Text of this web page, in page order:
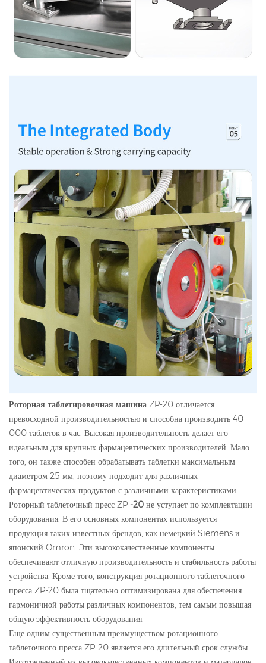
Роторная таблетировочная машина ZP-20 отличается
превосходной производительностью и способна производить 40
000 таблеток в час. Высокая производительность делает его
идеальным для крупных фармацевтических производителей. Мало
того, он также способен обрабатывать таблетки максимальным
диаметром 25 мм, поэтому подходит для различных
фармацевтических продуктов с различными характеристиками.
Роторный таблеточный пресс ZP -20 не уступает по комплектации
оборудования. В его основных компонентах используется
продукция таких известных брендов, как немецкий Siemens и
японский Omron. Эти высококачественные компоненты
обеспечивают отличную производительность и стабильность работы
устройства. Кроме того, конструкция ротационного таблеточного
пресса ZP-20 была тщательно оптимизирована для обеспечения
гармоничной работы различных компонентов, тем самым повышая
общую эффективность оборудования.
Еще одним существенным преимуществом ротационного
таблеточного пресса ZP-20 является его длительный срок службы.